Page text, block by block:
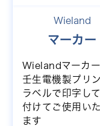
Wieland
マーカー
Wielandマーカー
壬生電機製プリ
ラベルで印字し
付けてご使用い
ます